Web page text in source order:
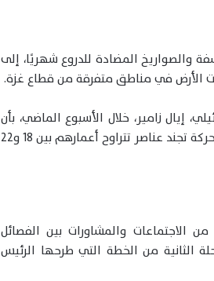
والصواريخ المضادة للدروع شهريًا، إلى
الأرض في مناطق متفرقة من قطاع غزة.
إيال زامير، خلال الأسبوع الماضي، بأن
الجناح العسكري لحركة حماس يستعد لخوض مواجهة جديدة، موضحين أن الحركة تجند عناصر تتراوح أعمارهم بين 18 و22
الاجتماعات والمشاورات بين الفصائل
الثانية من الخطة التي طرحها الرئيس